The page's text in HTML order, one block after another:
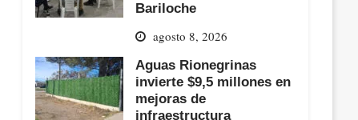
Bariloche
agosto 8, 2026
Aguas Rionegrinas
invierte $9,5 millones en
mejoras de
infraestructura